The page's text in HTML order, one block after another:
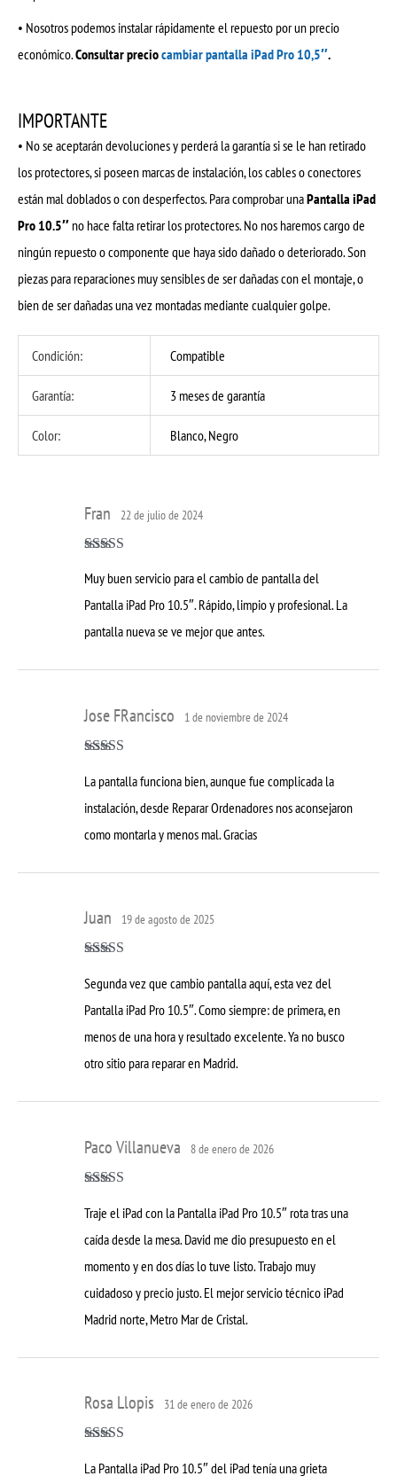
• Nosotros podemos instalar rápidamente el repuesto por un precio
económico.Consultar preciocambiar pantalla iPad Pro 10,5″.
IMPORTANTE
• No se aceptarán devoluciones y perderá la garantía si se le han retirado
los protectores, si poseen marcas de instalación, los cables o conectores
están mal doblados o con desperfectos. Para comprobar unaPantalla iPad
Pro 10.5″no hace falta retirar los protectores. No nos haremos cargo de
ningún repuesto o componente que haya sido dañado o deteriorado. Son
piezas para reparaciones muy sensibles de ser dañadas con el montaje, o
bien de ser dañadas una vez montadas mediante cualquier golpe.
Condición: Compatible
Garantía: 3 meses de garantía
Color: Blanco, Negro
5de 5
Fran 22 de julio de 2024
Muy buen servicio para el cambio de pantalla del
Pantalla iPad Pro 10.5″. Rápido, limpio y profesional. La
pantalla nueva se ve mejor que antes.
5de 5
Jose FRancisco 1 de noviembre de 2024
La pantalla funciona bien, aunque fue complicada la
instalación, desde Reparar Ordenadores nos aconsejaron
como montarla y menos mal. Gracias
5de 5
Juan 19 de agosto de 2025
Segunda vez que cambio pantalla aquí, esta vez del
Pantalla iPad Pro 10.5″. Como siempre: de primera, en
menos de una hora y resultado excelente. Ya no busco
otro sitio para reparar en Madrid.
5de 5
Paco Villanueva 8 de enero de 2026
Traje el iPad con la Pantalla iPad Pro 10.5″ rota tras una
caída desde la mesa. David me dio presupuesto en el
momento y en dos días lo tuve listo. Trabajo muy
cuidadoso y precio justo. El mejor servicio técnico iPad
Madrid norte, Metro Mar de Cristal.
5de 5
Rosa Llopis 31 de enero de 2026
La Pantalla iPad Pro 10.5″ del iPad tenía una grieta